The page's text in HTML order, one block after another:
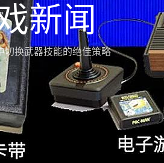
新闻
切换武器技能的绝佳策略